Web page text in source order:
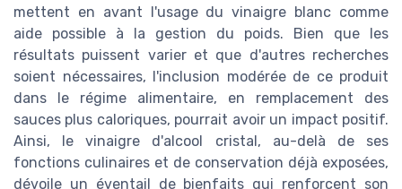
mettent en avant l'usage du vinaigre blanc comme
aide possible à la gestion du poids. Bien que les
résultats puissent varier et que d'autres recherches
soient nécessaires, l'inclusion modérée de ce produit
dans le régime alimentaire, en remplacement des
sauces plus caloriques, pourrait avoir un impact positif.
Ainsi, le vinaigre d'alcool cristal, au-delà de ses
fonctions culinaires et de conservation déjà exposées,
dévoile un éventail de bienfaits qui renforcent son